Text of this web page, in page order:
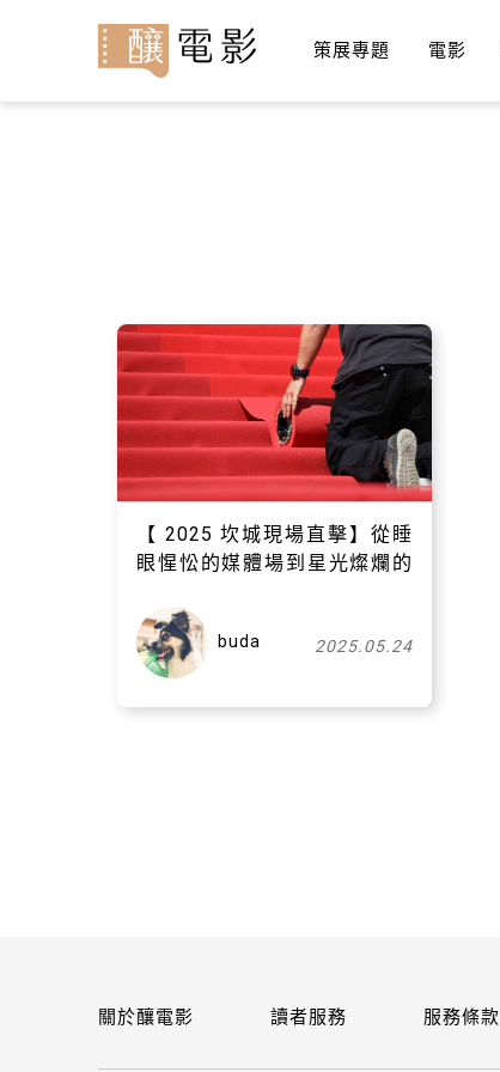
策展專題 電影
【 2025 坎城現場直擊】從睡
眼惺忪的媒體場到星光燦爛的
buda 2025.05.24
關於釀電影 讀者服務 服務條款